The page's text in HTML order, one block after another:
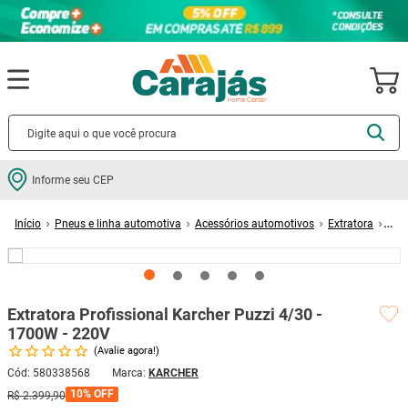
Informe seu CEP
Pneus e linha automotiva Acessórios automotivos
Extratora
Extratora Profissional Karcher Puzzi 4/30 -
1700W - 220V
Avalie agora!
Cód: 580338568
KARCHER
R$ 2.399,90 10% OFF
Termos mais buscados
2º porcelanato
5º porta
6º vaso sanitário
7 º tinta
8º cadeira